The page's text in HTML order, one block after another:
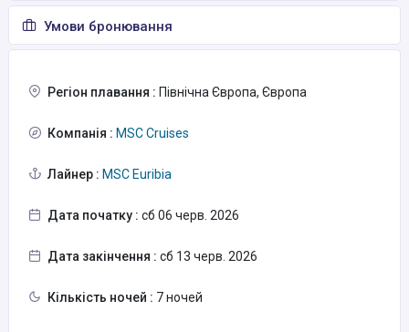
Умови бронювання
Регіон плавання : Північна Європа, Європа
Компанія : MSC Cruises
Лайнер : MSC Euribia
Дата початку : сб 06 черв. 2026
Дата закінчення : сб 13 черв. 2026
Кількість ночей : 7 ночей